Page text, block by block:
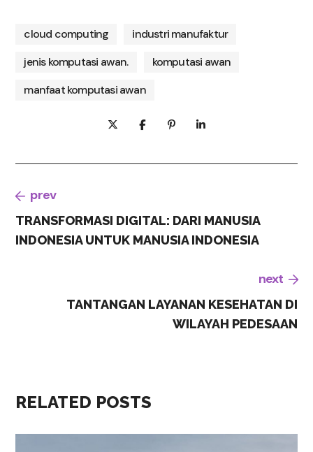
cloud computing
industri manufaktur
jenis komputasi awan.
komputasi awan
manfaat komputasi awan
prev
TRANSFORMASI DIGITAL: DARI MANUSIA
INDONESIA UNTUK MANUSIA INDONESIA
next
TANTANGAN LAYANAN KESEHATAN DI
WILAYAH PEDESAAN
RELATED POSTS